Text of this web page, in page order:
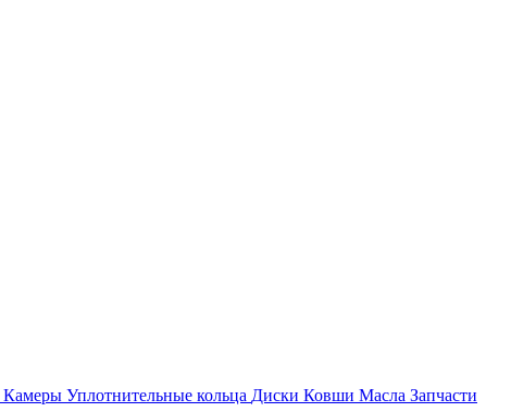
Камеры Уплотнительные кольца Диски Ковши Масла Запчасти